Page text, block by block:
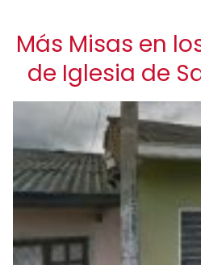
Más Misas en
de Iglesia de